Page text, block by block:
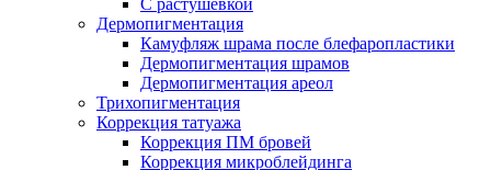
С растушевкой
Дермопигментация
Камуфляж шрама после блефаропластики
Дермопигментация шрамов
Дермопигментация ареол
Трихопигментация
Коррекция татуажа
Коррекция ПМ бровей
Коррекция микроблейдинга